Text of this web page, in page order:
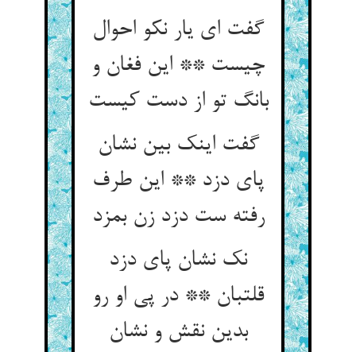
گفت ای یار نکو احوال
چیست ** این فغان و
بانگ تو از دست کیست‏
گفت اینک بین نشان
پای دزد ** این طرف
رفته ست دزد زن بمزد
نک نشان پای دزد
قلتبان ** در پی او رو
بدین نقش و نشان‏